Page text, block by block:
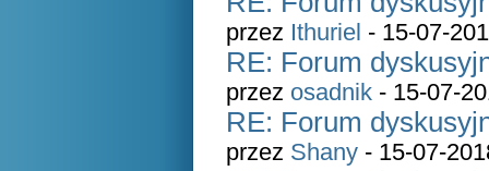
przez Ithuriel - 15-07-
RE: Forum
przez osadnik - 15-07-
RE: Forum
przez Shany - 15-07-